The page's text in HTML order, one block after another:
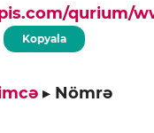
qurium/
Kopyala
▸ Nömrə